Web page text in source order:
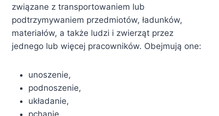
związane z transportowaniem lub
podtrzymywaniem przedmiotów, ładunków,
materiałów, a także ludzi i zwierząt przez
jednego lub więcej pracowników. Obejmują one:
unoszenie,
podnoszenie,
układanie,